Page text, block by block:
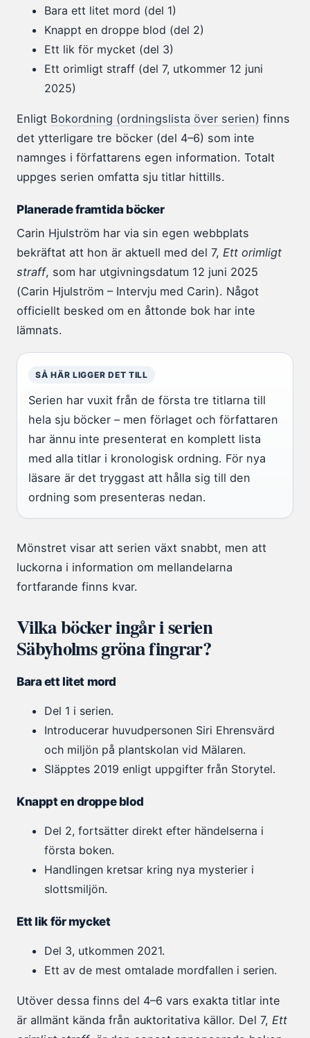
Bara ett litet mord (del 1)
Knappt en droppe blod (del 2)
Ett lik för mycket (del 3)
Ett orimligt straff (del 7, utkommer 12 juni
2025)
Enligt Bokordning (ordningslista över serien) finns
det ytterligare tre böcker (del 4–6) som inte
namnges i författarens egen information. Totalt
uppges serien omfatta sju titlar hittills.
Planerade framtida böcker
Carin Hjulström har via sin egen webbplats
bekräftat att hon är aktuell med del 7, Ett orimligt
straff, som har utgivningsdatum 12 juni 2025
(Carin Hjulström – Intervju med Carin). Något
officiellt besked om en åttonde bok har inte
lämnats.
SÅ HÄR LIGGER DET TILL
Serien har vuxit från de första tre titlarna till
hela sju böcker – men förlaget och författaren
har ännu inte presenterat en komplett lista
med alla titlar i kronologisk ordning. För nya
läsare är det tryggast att hålla sig till den
ordning som presenteras nedan.
Mönstret visar att serien växt snabbt, men att
luckorna i information om mellandelarna
fortfarande finns kvar.
Vilka böcker ingår i serien
Säbyholms gröna fingrar?
Bara ett litet mord
Del 1 i serien.
Introducerar huvudpersonen Siri Ehrensvärd
och miljön på plantskolan vid Mälaren.
Släpptes 2019 enligt uppgifter från Storytel.
Knappt en droppe blod
Del 2, fortsätter direkt efter händelserna i
första boken.
Handlingen kretsar kring nya mysterier i
slottsmiljön.
Ett lik för mycket
Del 3, utkommen 2021.
Ett av de mest omtalade mordfallen i serien.
Utöver dessa finns del 4–6 vars exakta titlar inte
är allmänt kända från auktoritativa källor. Del 7, Ett